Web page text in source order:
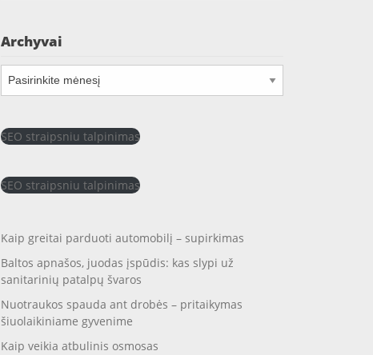
Archyvai
Archyvai
SEO straipsniu talpinimas
SEO straipsniu talpinimas
Kaip greitai parduoti automobilį – supirkimas
Baltos apnašos, juodas įspūdis: kas slypi už
sanitarinių patalpų švaros
Nuotraukos spauda ant drobės – pritaikymas
šiuolaikiniame gyvenime
Kaip veikia atbulinis osmosas